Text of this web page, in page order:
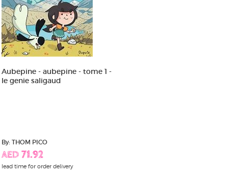
Aubepine - aubepine - tome 1 -
le genie saligaud
By: THOM PICO
AED 71.92
lead time for order delivery